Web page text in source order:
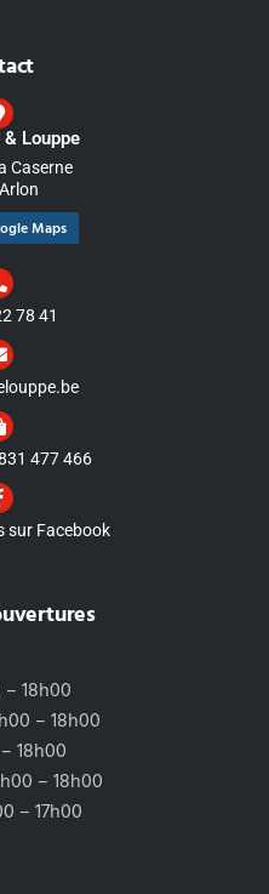
& Louppe
Caserne
Maps
78 41
477 466
sur Facebook
18h00
– 18h00
18h00
– 18h00
– 17h00